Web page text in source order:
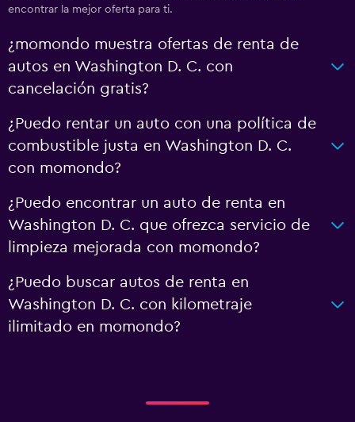
encontrar la mejor oferta para ti.
¿momondo muestra ofertas de renta de
autos en Washington D. C. con
cancelación gratis?
¿Puedo rentar un auto con una política de
combustible justa en Washington D. C.
con momondo?
¿Puedo encontrar un auto de renta en
Washington D. C. que ofrezca servicio de
limpieza mejorada con momondo?
¿Puedo buscar autos de renta en
Washington D. C. con kilometraje
ilimitado en momondo?